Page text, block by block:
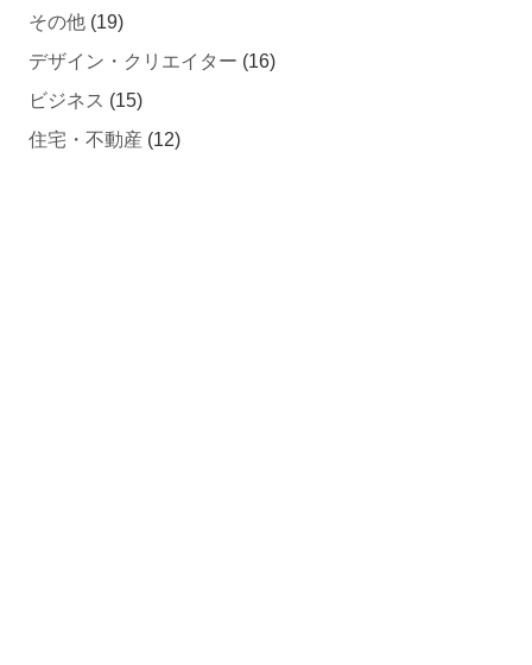
その他 (19)
デザイン・クリエイター (16)
ビジネス (15)
住宅・不動産 (12)